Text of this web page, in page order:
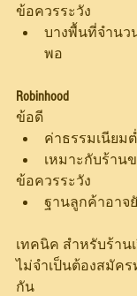
ข้อควรระวัง
บางพื้นที่จำนว
พอ
Robinhood
ข้อดี
ค่าธรรมเนียม
เหมาะกับร้าน
ข้อควรระวัง
ฐานลูกค้าอาจ
เทคนิค สำหรับร้าน
ไม่จำเป็นต้องสมัค
กัน